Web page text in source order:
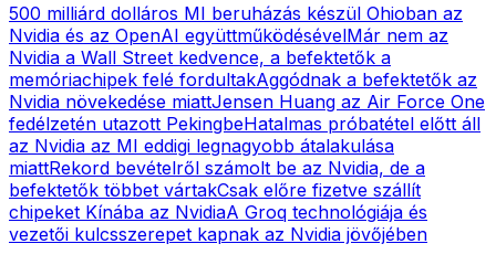
500 milliárd dolláros MI beruházás készül Ohioban az
Nvidia és az OpenAI együttműködésévelMár nem az
Nvidia a Wall Street kedvence, a befektetők a
memóriachipek felé fordultakAggódnak a befektetők az
Nvidia növekedése miattJensen Huang az Air Force One
fedélzetén utazott PekingbeHatalmas próbatétel előtt áll
az Nvidia az MI eddigi legnagyobb átalakulása
miattRekord bevételről számolt be az Nvidia, de a
befektetők többet vártakCsak előre fizetve szállít
chipeket Kínába az NvidiaA Groq technológiája és
vezetői kulcsszerepet kapnak az Nvidia jövőjében